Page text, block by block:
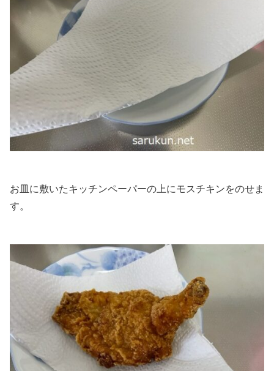
お皿に敷いたキッチンペーパーの上にモスチキンをのせま
す。